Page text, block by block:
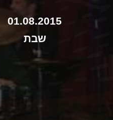
01.08.2015
שבת